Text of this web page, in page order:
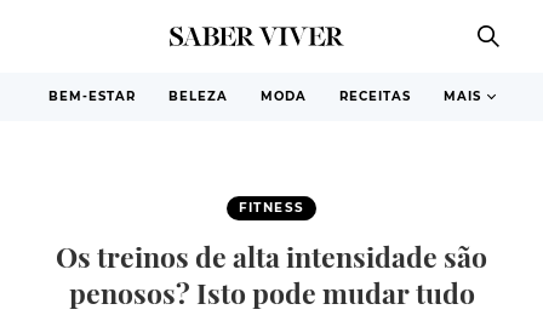
BEM-ESTAR BELEZA MODA RECEITAS MAIS
FITNESS
Os treinos de alta intensidade são
penosos? Isto pode mudar tudo